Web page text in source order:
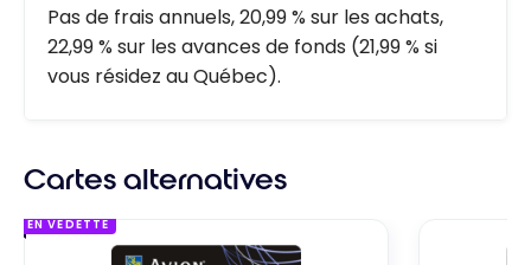
Pas de frais annuels, 20,99 % sur les achats,
22,99 % sur les avances de fonds (21,99 % si
vous résidez au Québec).
Cartes alternatives
EN VEDETTE